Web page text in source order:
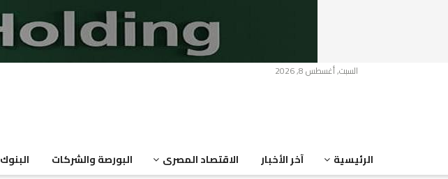
السبت, أغسطس 8, 2026
الرئيسية آخر الأخبار الاقتصاد المصرى البورصة والشركات البنوك